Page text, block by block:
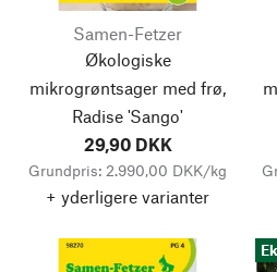
Samen-Fetzer
Økologiske
mikrogrøntsager med frø,
Radise 'Sango'
29,90 DKK
Grundpris: 2.990,00 DKK/kg
+ yderligere varianter